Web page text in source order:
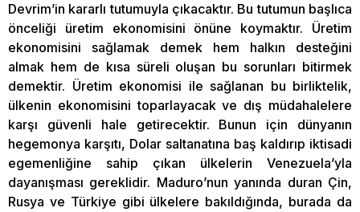
Devrim’in kararlı tutumuyla çıkacaktır. Bu tutumun başlıca
önceliği üretim ekonomisini önüne koymaktır. Üretim
ekonomisini sağlamak demek hem halkın desteğini
almak hem de kısa süreli oluşan bu sorunları bitirmek
demektir. Üretim ekonomisi ile sağlanan bu birliktelik,
ülkenin ekonomisini toparlayacak ve dış müdahalelere
karşı güvenli hale getirecektir. Bunun için dünyanın
hegemonya karşıtı, Dolar saltanatına baş kaldırıp iktisadi
egemenliğine sahip çıkan ülkelerin Venezuela’yla
dayanışması gereklidir. Maduro’nun yanında duran Çin,
Rusya ve Türkiye gibi ülkelere bakıldığında, burada da